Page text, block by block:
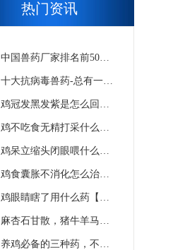
热门资讯
中国兽药厂家排名前50
药】
十大抗病毒兽药-总有一款
鸡冠发黑发紫是怎么回事
合适 【汇邦兽药】
鸡不吃食无精打采什么病
鸡呆立缩头闭眼喂什么药
鸡食囊胀不消化怎么治，
药】
鸡眼睛瞎了用什么药【汇
麻杏石甘散，猪牛羊马兔
养鸡必备的三种药，不知